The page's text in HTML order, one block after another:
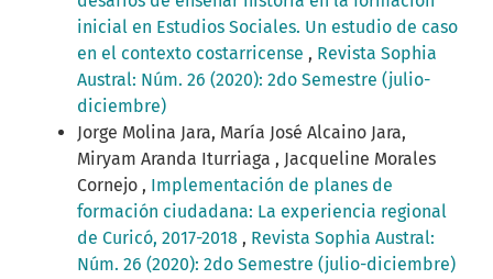
inicial en Estudios Sociales. Un estudio de caso
en el contexto costarricense , Revista Sophia
Austral: Núm. 26 (2020): 2do Semestre (julio-
diciembre)
Jorge Molina Jara, María José Alcaino Jara,
Miryam Aranda Iturriaga , Jacqueline Morales
Cornejo , Implementación de planes de
formación ciudadana: La experiencia regional
de Curicó, 2017-2018 , Revista Sophia Austral:
Núm. 26 (2020): 2do Semestre (julio-diciembre)